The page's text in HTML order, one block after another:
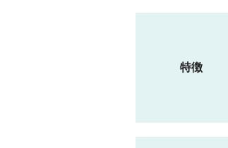
特徴